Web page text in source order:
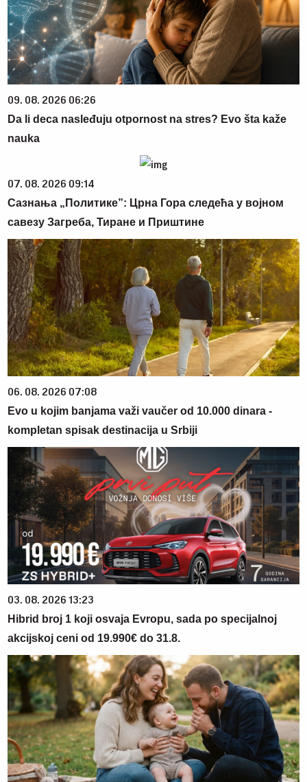
09. 08. 2026 06:26
Da li deca nasleđuju otpornost na stres? Evo šta kaže
nauka
07. 08. 2026 09:14
Сазнања „Политике”: Црна Гора следећа у војном
савезу Загреба, Тиране и Приштине
06. 08. 2026 07:08
Evo u kojim banjama važi vaučer od 10.000 dinara -
kompletan spisak destinacija u Srbiji
03. 08. 2026 13:23
Hibrid broj 1 koji osvaja Evropu, sada po specijalnoj
akcijskoj ceni od 19.990€ do 31.8.